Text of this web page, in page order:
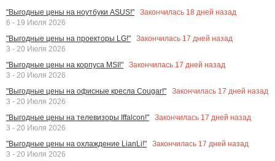
"Выгодные цены на ноутбуки ASUS!"
Закончилась 18 дней назад
6 - 19 Июля 2026
"Выгодные цены на проекторы LG!"
Закончилась 17 дней назад
3 - 20 Июля 2026
"Выгодные цены на корпуса MSI!"
Закончилась 17 дней назад
3 - 20 Июля 2026
"Выгодные цены на офисные кресла Cougar!"
Закончилась 17 дней назад
3 - 20 Июля 2026
"Выгодные цены на телевизоры Iffalcon!"
Закончилась 17 дней назад
3 - 20 Июля 2026
"Выгодные цены на охлаждение LianLi!"
Закончилась 17 дней назад
3 - 20 Июля 2026